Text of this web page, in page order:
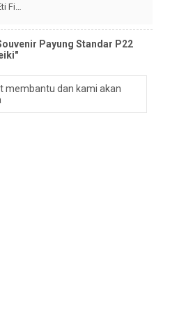
Fi…
Payung Standar P22
membantu dan kami akan